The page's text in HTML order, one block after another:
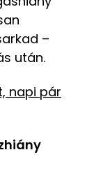
–
után.
napi pár